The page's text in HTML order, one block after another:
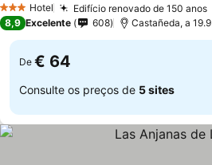
3 EstrelasHotel Edifício renovado de 150 anos
8,9 Excelente 608 Castañeda, a
De € 64
Consulte os preços de 5 sites